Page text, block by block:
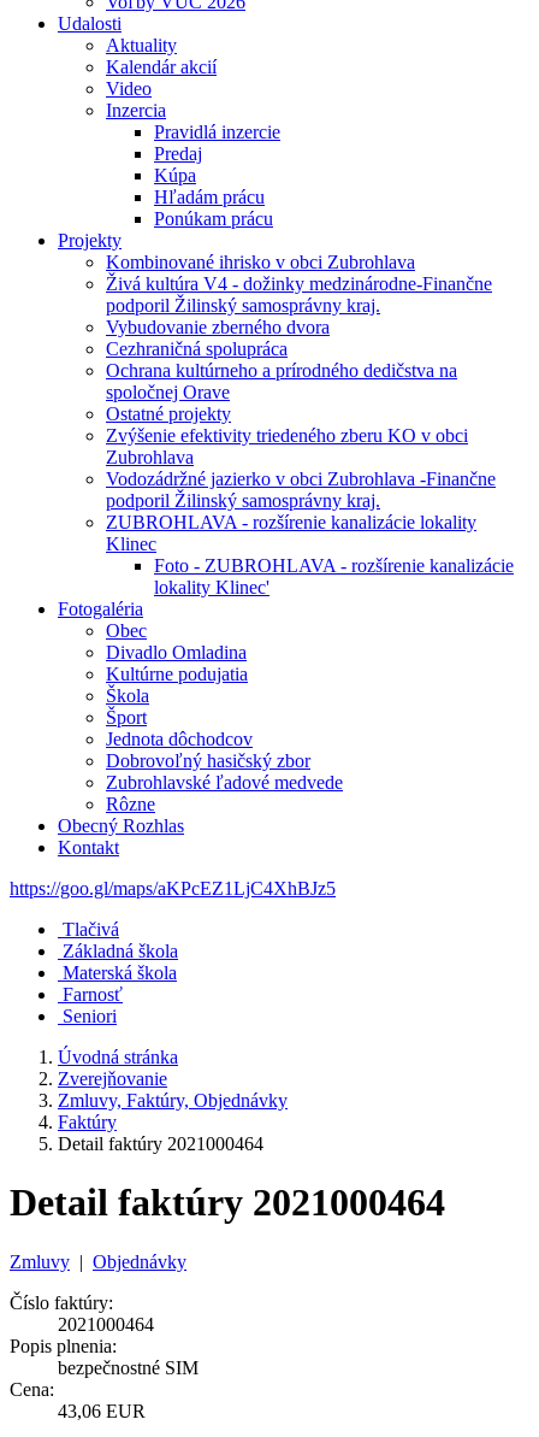
Udalosti
Aktuality
Kalendár akcií
Video
Inzercia
Pravidlá inzercie
Predaj
Kúpa
Hľadám prácu
Ponúkam prácu
Projekty
Kombinované ihrisko v obci Zubrohlava
Živá kultúra V4 - dožinky medzinárodne-Finančne
podporil Žilinský samosprávny kraj.
Vybudovanie zberného dvora
Cezhraničná spolupráca
Ochrana kultúrneho a prírodného dedičstva na
spoločnej Orave
Ostatné projekty
Zvýšenie efektivity triedeného zberu KO v obci
Zubrohlava
Vodozádržné jazierko v obci Zubrohlava -Finančne
podporil Žilinský samosprávny kraj.
ZUBROHLAVA - rozšírenie kanalizácie lokality
Klinec
Foto - ZUBROHLAVA - rozšírenie kanalizácie
lokality Klinec'
Fotogaléria
Obec
Divadlo Omladina
Kultúrne podujatia
Škola
Šport
Jednota dôchodcov
Dobrovoľný hasičský zbor
Zubrohlavské ľadové medvede
Rôzne
Obecný Rozhlas
Kontakt
https://goo.gl/maps/aKPcEZ1LjC4XhBJz5
Tlačivá
Základná škola
Materská škola
Farnosť
Seniori
Úvodná stránka
Zverejňovanie
Zmluvy, Faktúry, Objednávky
Faktúry
Detail faktúry 2021000464
Detail faktúry 2021000464
Zmluvy | Objednávky
Číslo faktúry:
2021000464
Popis plnenia:
bezpečnostné SIM
Cena:
43,06 EUR